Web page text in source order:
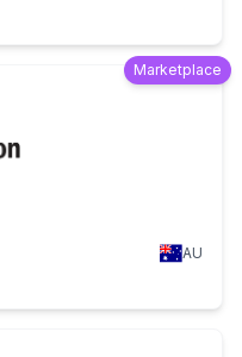
Marketplace
AU